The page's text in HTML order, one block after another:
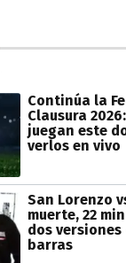
Continúa la
Clausura
juegan este
verlos en vivo
San Lorenzo
muerte, 22
dos versiones
barras